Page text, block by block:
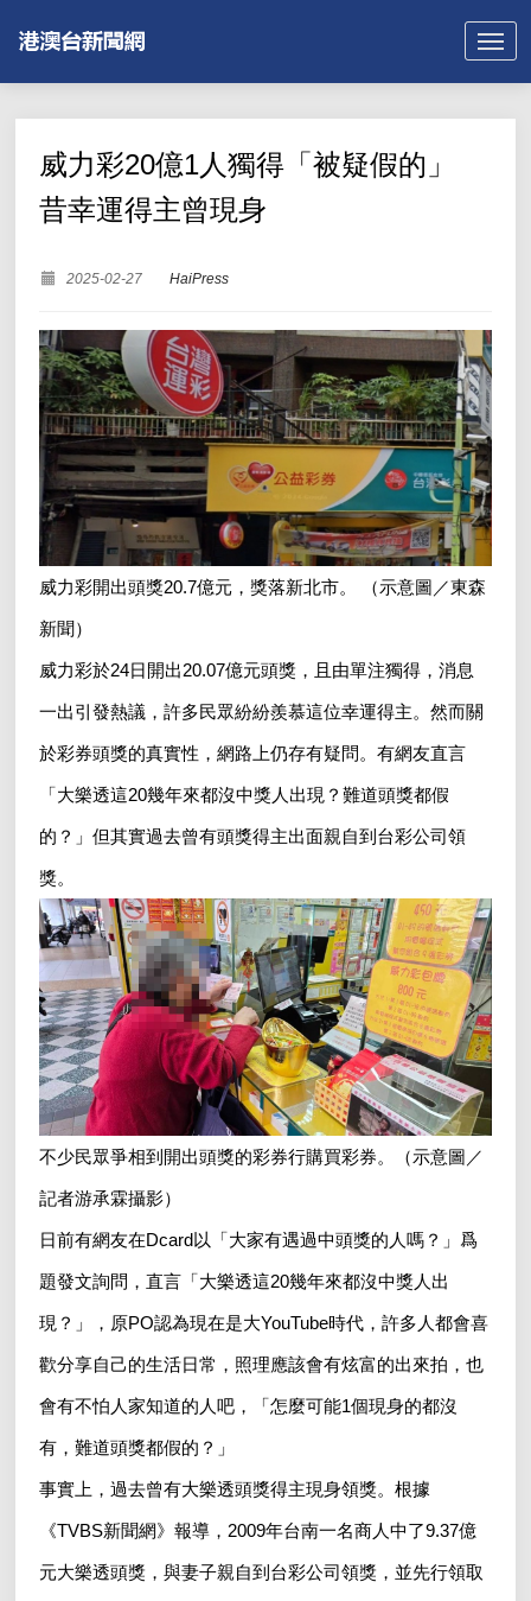
威力彩20億1人獨得「被疑假的」
昔幸運得主曾現身
2025-02-27 HaiPress
威力彩開出頭獎20.7億元，獎落新北市。 （示意圖／東森
新聞）
威力彩於24日開出20.07億元頭獎，且由單注獨得，消息
一出引發熱議，許多民眾紛紛羨慕這位幸運得主。然而關
於彩券頭獎的真實性，網路上仍存有疑問。有網友直言
「大樂透這20幾年來都沒中獎人出現？難道頭獎都假
的？」但其實過去曾有頭獎得主出面親自到台彩公司領
獎。
不少民眾爭相到開出頭獎的彩券行購買彩券。（示意圖／
記者游承霖攝影）
日前有網友在Dcard以「大家有遇過中頭獎的人嗎？」爲
題發文詢問，直言「大樂透這20幾年來都沒中獎人出
現？」，原PO認為現在是大YouTube時代，許多人都會喜
歡分享自己的生活日常，照理應該會有炫富的出來拍，也
會有不怕人家知道的人吧，「怎麼可能1個現身的都沒
有，難道頭獎都假的？」
事實上，過去曾有大樂透頭獎得主現身領獎。根據
《TVBS新聞網》報導，2009年台南一名商人中了9.37億
元大樂透頭獎，與妻子親自到台彩公司領獎，並先行領取